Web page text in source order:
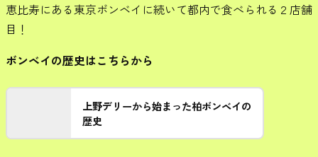
恵比寿にある東京ボンベイに続いて都内で食べられる２店舗
目！
ボンベイの歴史はこちらから
上野デリーから始まった柏ボンベイの
歴史